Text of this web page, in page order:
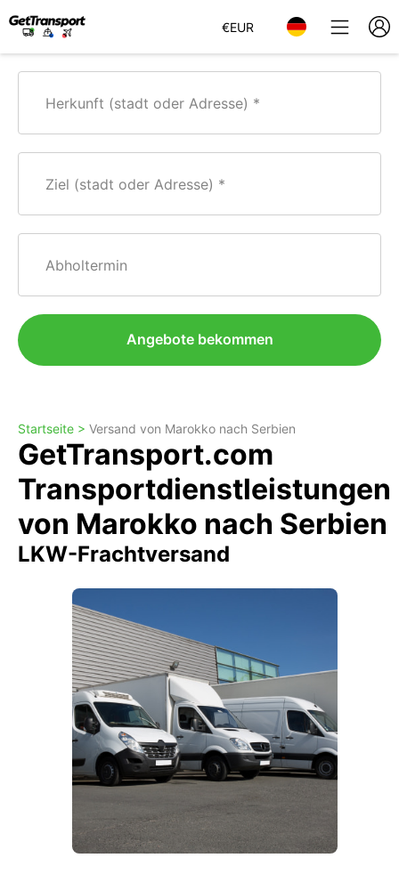
€EUR
Herkunft (stadt oder Adresse)
Ziel (stadt oder Adresse)
Abholtermin
Angebote bekommen
Startseite > Versand von Marokko nach Serbien
GetTransport.com
Transportdienstleistungen
von Marokko nach Serbien
LKW-Frachtversand